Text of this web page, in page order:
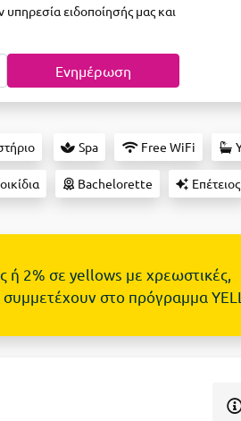
ειδοποίησής μας και
Ενημέρωση
Spa Free WiFi
Bachelorette Επέτειος
ή 2% σε yellows με χρεωστικές,
στο πρόγραμμα